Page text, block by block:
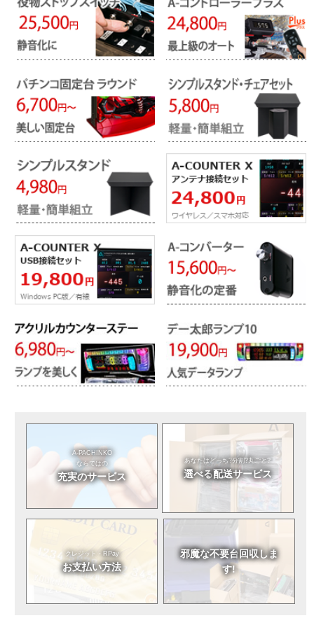
A-PACHINKO
ならではの
充実のサービス
あなたはどっち?分割?丸ごと?
選べる配送サービス
クレジット・RPay
お支払い方法
邪魔な不要台回収しま
す!